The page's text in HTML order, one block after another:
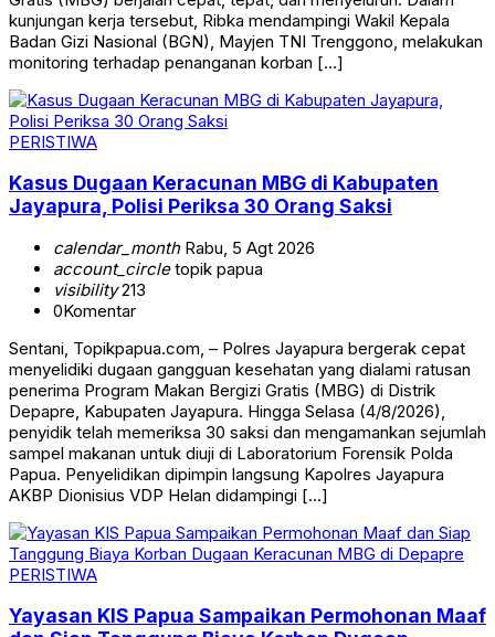
kunjungan kerja tersebut, Ribka mendampingi Wakil Kepala
Badan Gizi Nasional (BGN), Mayjen TNI Trenggono, melakukan
monitoring terhadap penanganan korban […]
PERISTIWA
Kasus Dugaan Keracunan MBG di Kabupaten
Jayapura, Polisi Periksa 30 Orang Saksi
calendar_monthRabu, 5 Agt 2026
account_circletopik papua
visibility213
0Komentar
Sentani, Topikpapua.com, – Polres Jayapura bergerak cepat
menyelidiki dugaan gangguan kesehatan yang dialami ratusan
penerima Program Makan Bergizi Gratis (MBG) di Distrik
Depapre, Kabupaten Jayapura. Hingga Selasa (4/8/2026),
penyidik telah memeriksa 30 saksi dan mengamankan sejumlah
sampel makanan untuk diuji di Laboratorium Forensik Polda
Papua. Penyelidikan dipimpin langsung Kapolres Jayapura
AKBP Dionisius VDP Helan didampingi […]
PERISTIWA
Yayasan KIS Papua Sampaikan Permohonan Maaf